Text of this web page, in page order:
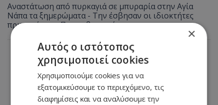
Αναστάτωση από πυρκαγιά σε μπυραρία στην Αγία
Νάπα τα ξημερώματα - Την έσβησαν οι ιδιοκτήτες
πριν φτάσει η Πυροσβεστική
×
Αυτός ο ιστότοπος
χρησιμοποιεί cookies
Χρησιμοποιούμε cookies για να
εξατομικεύσουμε το περιεχόμενο, τις
διαφημίσεις και να αναλύσουμε την